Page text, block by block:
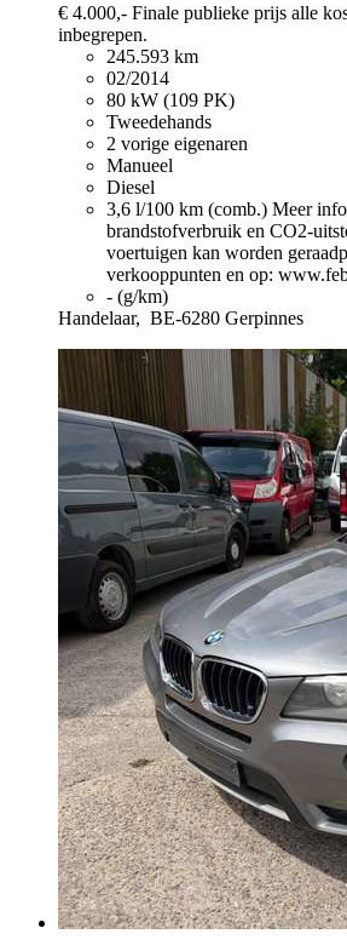
€ 4.000,- Finale publieke prijs alle
inbegrepen.
245.593 km
02/2014
80 kW (109 PK)
Tweedehands
2 vorige eigenaren
Manueel
Diesel
3,6 l/100 km (comb.) Meer
brandstofverbruik en CO2-
voertuigen kan worden
verkooppunten en op:
- (g/km)
Handelaar, BE-6280 Gerpinnes